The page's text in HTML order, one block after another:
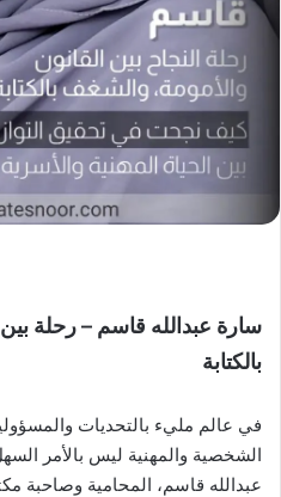
سارة عبدالله قاسم – رحلة
بالكتابة
في عالم مليء بالتحديات
الشخصية والمهنية ليس بالأمر
عبدالله قاسم، المحامية وصاحبة